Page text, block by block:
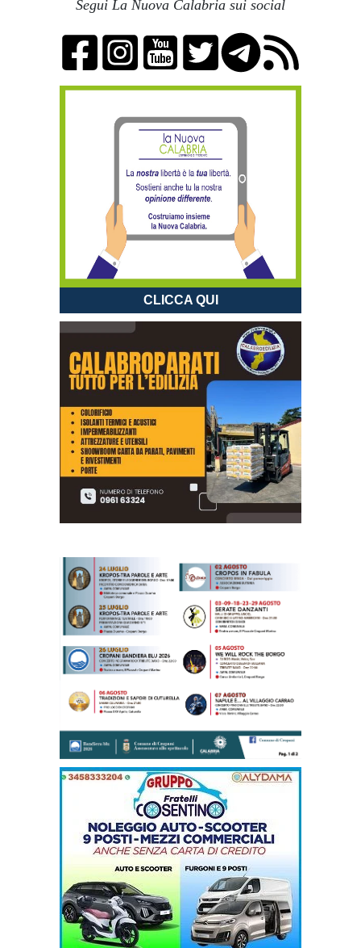
Segui La Nuova Calabria sui social
CLICCA QUI